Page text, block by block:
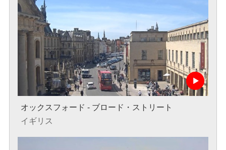
オックスフォード - ブロード・ストリート
イギリス